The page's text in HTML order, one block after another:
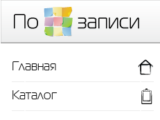
Главная
Каталог